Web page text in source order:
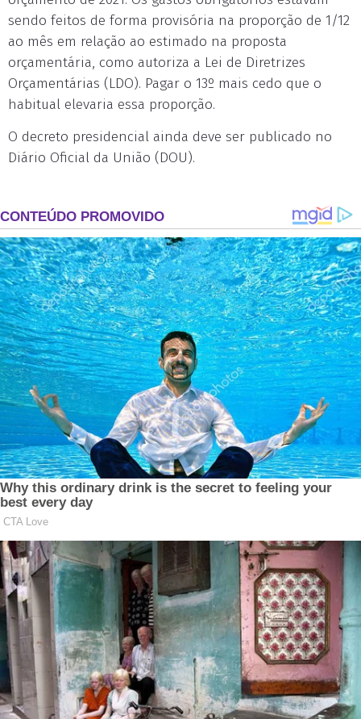
sendo feitos de forma provisória na proporção de 1/12
ao mês em relação ao estimado na proposta
orçamentária, como autoriza a Lei de Diretrizes
Orçamentárias (LDO). Pagar o 13º mais cedo que o
habitual elevaria essa proporção.
O decreto presidencial ainda deve ser publicado no
Diário Oficial da União (DOU).